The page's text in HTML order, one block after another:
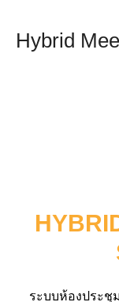
contentHybrid
ระบบห้องประชุ